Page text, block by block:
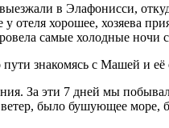
в Элафонисси,
отеля хорошее, хозяева
самые холодные
знакомясь с Машей и
За эти 7 дней мы
было бушующее море,